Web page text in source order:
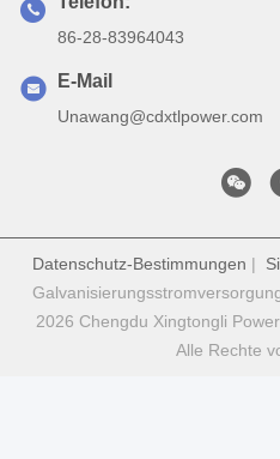
86-28-83964043
E-Mail
Unawang@cdxtlpower.com
Datenschutz-Bestimmungen |
2026 Chengdu Xingtongli
Alle Rechte